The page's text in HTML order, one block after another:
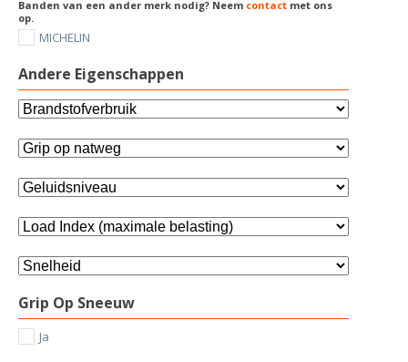
Banden van een ander merk nodig? Neem contact met ons
op.
MICHELIN
Andere Eigenschappen
Grip Op Sneeuw
Ja